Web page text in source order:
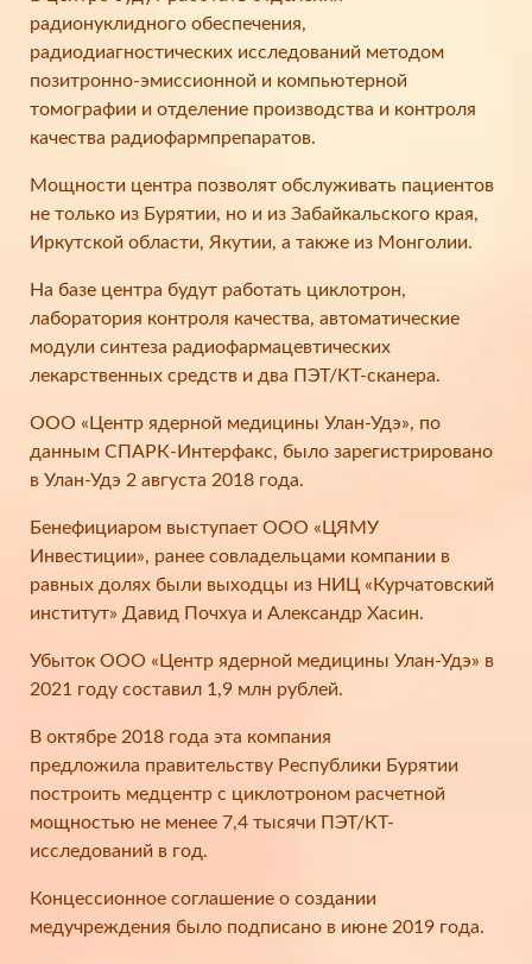
радионуклидного обеспечения,
радиодиагностических исследований методом
позитронно-эмиссионной и компьютерной
томографии и отделение производства и контроля
качества радиофармпрепаратов.
Мощности центра позволят обслуживать пациентов
не только из Бурятии, но и из Забайкальского края,
Иркутской области, Якутии, а также из Монголии.
На базе центра будут работать циклотрон,
лаборатория контроля качества, автоматические
модули синтеза радиофармацевтических
лекарственных средств и два ПЭТ/КТ-сканера.
ООО «Центр ядерной медицины Улан-Удэ», по
данным СПАРК-Интерфакс, было зарегистрировано
в Улан-Удэ 2 августа 2018 года.
Бенефициаром выступает ООО «ЦЯМУ
Инвестиции», ранее совладельцами компании в
равных долях были выходцы из НИЦ «Курчатовский
институт» Давид Почхуа и Александр Хасин.
Убыток ООО «Центр ядерной медицины Улан-Удэ» в
2021 году составил 1,9 млн рублей.
В октябре 2018 года эта компания
предложила правительству Республики Бурятии
построить медцентр с циклотроном расчетной
мощностью не менее 7,4 тысячи ПЭТ/КТ-
исследований в год.
Концессионное соглашение о создании
медучреждения было подписано в июне 2019 года.